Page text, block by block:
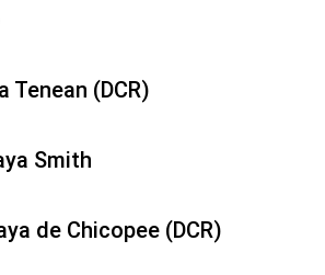
Tenean (DCR)
Smith
de Chicopee (DCR)